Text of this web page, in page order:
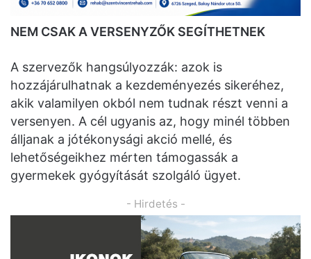
NEM CSAK A VERSENYZŐK SEGÍTHETNEK
A szervezők hangsúlyozzák: azok is
hozzájárulhatnak a kezdeményezés sikeréhez,
akik valamilyen okból nem tudnak részt venni a
versenyen. A cél ugyanis az, hogy minél többen
álljanak a jótékonysági akció mellé, és
lehetőségeikhez mérten támogassák a
gyermekek gyógyítását szolgáló ügyet.
- Hirdetés -